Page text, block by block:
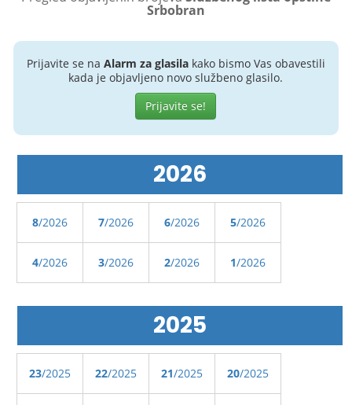
Srbobran
Prijavite se na Alarm za glasilakako bismo Vas obavestili
kada je objavljeno novo službeno glasilo.
Prijavite se!
2026
8/2026 7/2026 6/2026 5/2026
4/2026 3/2026 2/2026 1/2026
2025
23/2025 22/2025 21/2025 20/2025